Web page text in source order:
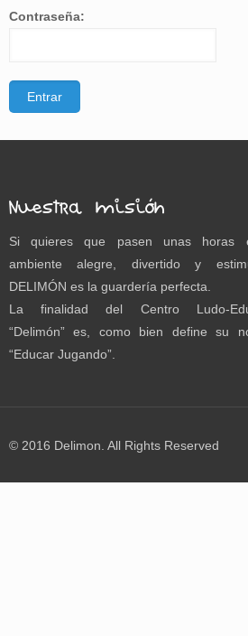
Contraseña:
Nuestra misión
Si quieres que pasen unas horas
ambiente alegre, divertido y
DELIMÓN es la guardería perfecta.
La finalidad del Centro Ludo-
“Delimón” es, como bien define su
“Educar Jugando”.
© 2016 Delimon. All Rights Reserved